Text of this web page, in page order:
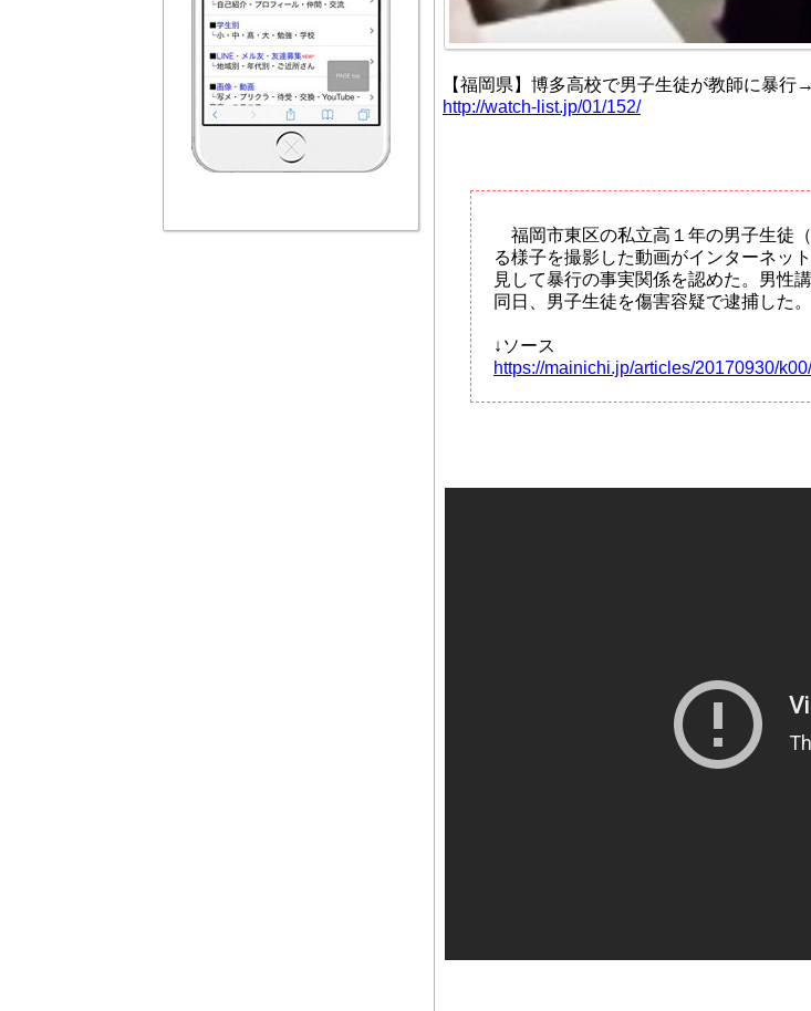
【福岡県】博多高校で男子生徒が教師に暴行
http://watch-list.jp/01/152/
福岡市東区の私立高１年の男子生徒
る様子を撮影した動画がインターネッ
見して暴行の事実関係を認めた。男性
同日、男子生徒を傷害容疑で逮捕した。
↓ソース
https://mainichi.jp/articles/20170930/